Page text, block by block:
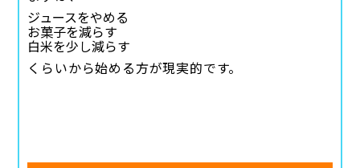
ジュースをやめる
お菓子を減らす
白米を少し減らす
くらいから始める方が現実的です。